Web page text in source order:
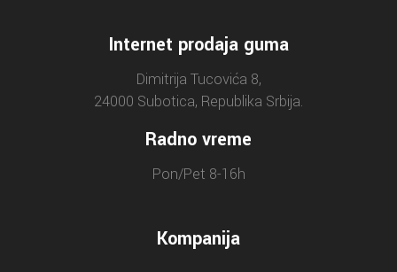
Internet prodaja guma
Dimitrija Tucovića 8,
24000 Subotica, Republika Srbija.
Radno vreme
Pon/Pet 8-16h
Kompanija